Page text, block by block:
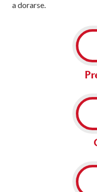
a dorarse.